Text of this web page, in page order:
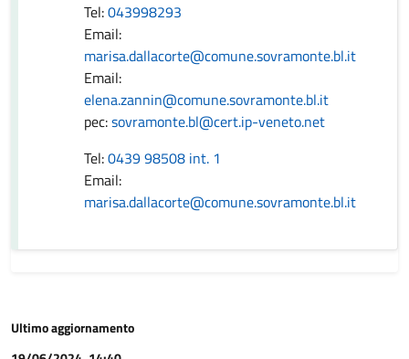
Tel:043998293
Email:
marisa.dallacorte@comune.sovramonte.bl.it
Email:
elena.zannin@comune.sovramonte.bl.it
pec:sovramonte.bl@cert.ip-veneto.net
Tel:0439 98508 int. 1
Email:
marisa.dallacorte@comune.sovramonte.bl.it
Ultimo aggiornamento